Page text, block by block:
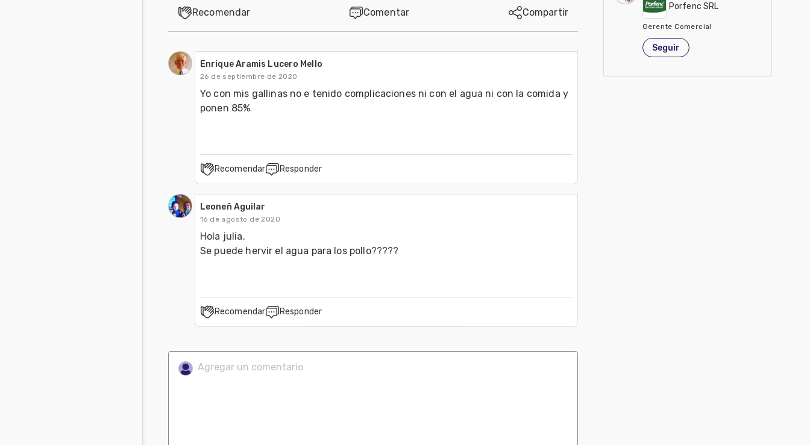
Recomendar Comentar Compartir
Enrique Aramis Lucero Mello
26 de septiembre de 2020
Yo con mis gallinas no e tenido complicaciones ni con el agua ni con la comida y
ponen 85%
Recomendar Responder
Leoneñ Aguilar
16 de agosto de 2020
Hola julia.
Se puede hervir el agua para los pollo?????
Recomendar Responder
Porfenc SRL
Gerente Comercial
Argentina
Seguir